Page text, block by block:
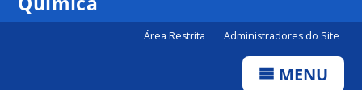
Área Restrita Administradores do Site
MENU